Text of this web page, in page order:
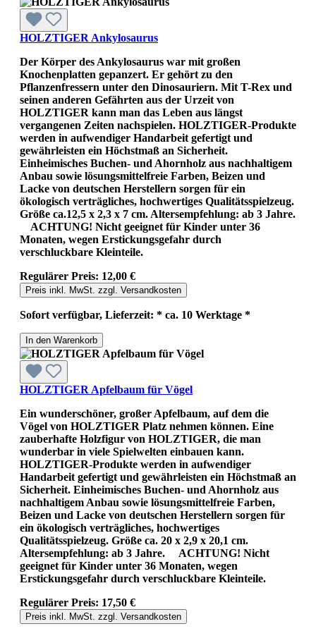
HOLZTIGER Ankylosaurus
Der Körper des Ankylosaurus war mit großen
Knochenplatten gepanzert. Er gehört zu den
Pflanzenfressern unter den Dinosauriern. Mit T-Rex und
seinen anderen Gefährten aus der Urzeit von
HOLZTIGER kann man das Leben aus längst
vergangenen Zeiten nachspielen. HOLZTIGER-Produkte
werden in aufwendiger Handarbeit gefertigt und
gewährleisten ein Höchstmaß an Sicherheit.
Einheimisches Buchen- und Ahornholz aus nachhaltigem
Anbau sowie lösungsmittelfreie Farben, Beizen und
Lacke von deutschen Herstellern sorgen für ein
ökologisch verträgliches, hochwertiges Qualitätsspielzeug.
Größe ca.12,5 x 2,3 x 7 cm. Altersempfehlung: ab 3 Jahre.
ACHTUNG! Nicht geeignet für Kinder unter 36
Monaten, wegen Erstickungsgefahr durch
verschluckbare Kleinteile.
Regulärer Preis: 12,00 €
Preis inkl. MwSt. zzgl. Versandkosten
Sofort verfügbar, Lieferzeit: * ca. 10 Werktage *
In den Warenkorb
HOLZTIGER Apfelbaum für Vögel
Ein wunderschöner, großer Apfelbaum, auf dem die
Vögel von HOLZTIGER Platz nehmen können. Eine
zauberhafte Holzfigur von HOLZTIGER, die man
wunderbar in viele Spielwelten einbauen kann.
HOLZTIGER-Produkte werden in aufwendiger
Handarbeit gefertigt und gewährleisten ein Höchstmaß an
Sicherheit. Einheimisches Buchen- und Ahornholz aus
nachhaltigem Anbau sowie lösungsmittelfreie Farben,
Beizen und Lacke von deutschen Herstellern sorgen für
ein ökologisch verträgliches, hochwertiges
Qualitätsspielzeug. Größe ca. 20 x 2,9 x 20,1 cm.
Altersempfehlung: ab 3 Jahre. ACHTUNG! Nicht
geeignet für Kinder unter 36 Monaten, wegen
Erstickungsgefahr durch verschluckbare Kleinteile.
Regulärer Preis: 17,50 €
Preis inkl. MwSt. zzgl. Versandkosten